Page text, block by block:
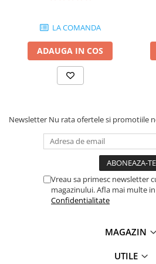
Placi captura
Adaptoare PCI / PCIe
Periferice PC
Kit mouse si tastatura
Web-cam-uri si sisteme
videoconferinta
Accesorii PC
LA COMANDA
ADAUGA IN COS
Newsletter Nu rata ofertele si promotiile
Vreau sa primesc newsletter
magazinului. Afla mai multe in
Confidentialitate
MAGAZIN
UTILE